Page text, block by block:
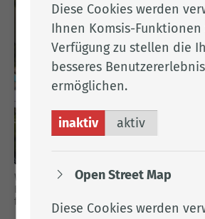
Wie viel kosten die einzelnen
Einen Überblick über die tatsächlichen
finden Sie auf der Seite des VCD.
Diese Cookies werden
Ihnen Komsis-Funktionen
Verfügung zu stellen die
besseres Benutzererlebnis
ermöglichen.
inaktiv aktiv
Open Street Map
Diese Cookies werden